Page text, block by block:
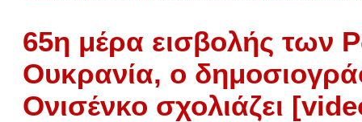
65η μέρα εισβολής των
Ουκρανία, ο
Ονισένκο σχολιάζει